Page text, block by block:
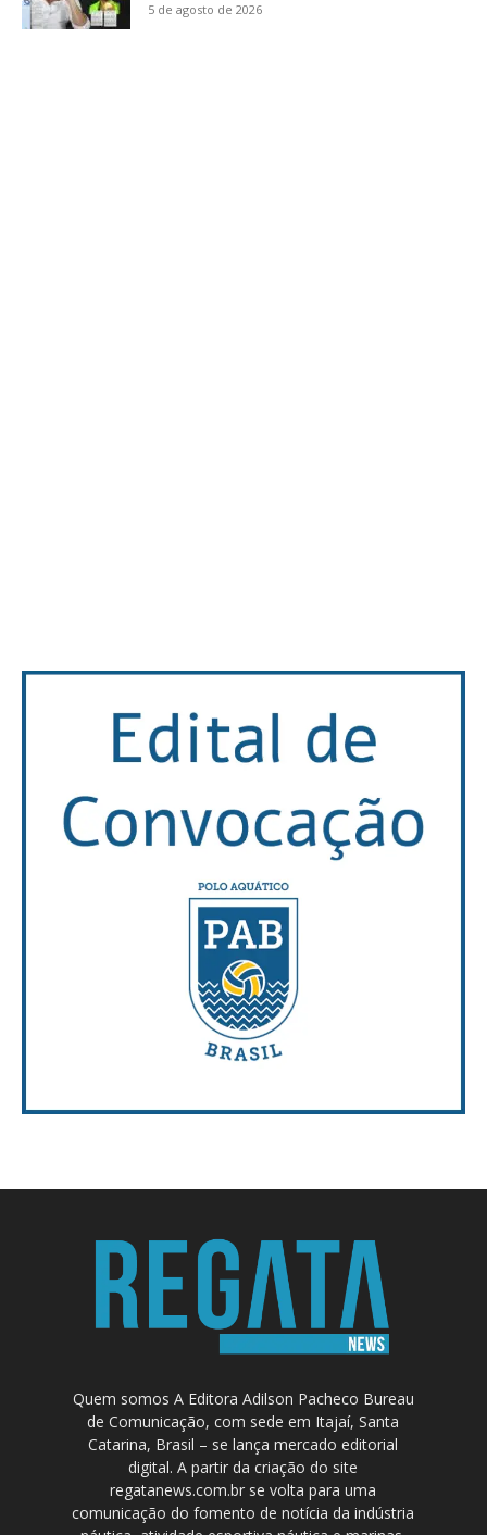
5 de agosto de 2026
Quem somos A Editora Adilson Pacheco Bureau
de Comunicação, com sede em Itajaí, Santa
Catarina, Brasil – se lança mercado editorial
digital. A partir da criação do site
regatanews.com.br se volta para uma
comunicação do fomento de notícia da indústria